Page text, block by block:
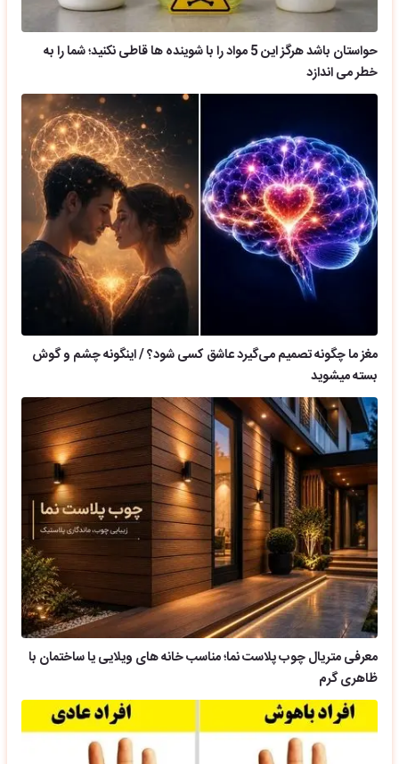
حواستان باشد هرگز این 5 مواد را با شوینده ها قاطی نکنید؛ شما را به
خطر می اندازد
مغز ما چگونه تصمیم می‌گیرد عاشق کسی شود؟ / اینگونه چشم و گوش
بسته میشوید
معرفی متریال چوب پلاست نما؛ مناسب خانه های ویلایی یا ساختمان با
ظاهری گرم